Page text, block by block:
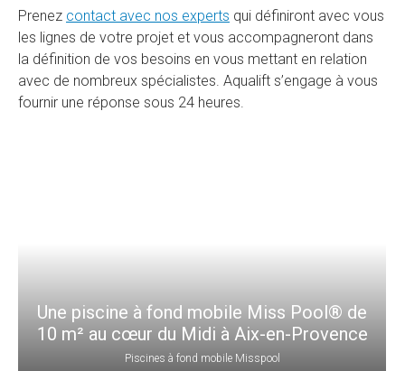
Prenez contact avec nos experts qui définiront avec vous
les lignes de votre projet et vous accompagneront dans
la définition de vos besoins en vous mettant en relation
avec de nombreux spécialistes. Aqualift s’engage à vous
fournir une réponse sous 24 heures.
Une piscine à fond mobile Miss Pool® de
10 m² au cœur du Midi à Aix-en-Provence
Piscines à fond mobile Misspool